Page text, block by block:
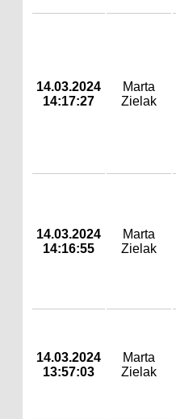
14.03.2024
14:17:27
Marta
Zielak
14.03.2024
14:16:55
Marta
Zielak
14.03.2024
13:57:03
Marta
Zielak